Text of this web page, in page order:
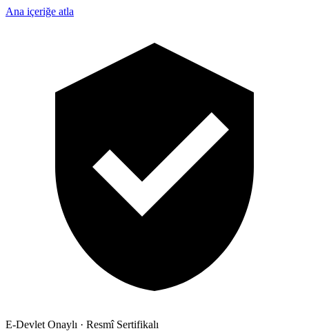
Ana içeriğe atla
E-Devlet Onaylı · Resmî Sertifikalı